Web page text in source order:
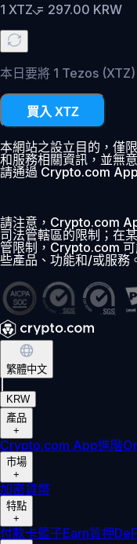
1 XTZ= 297.00 KRW
本日要將 1 Tezos
買入 XTZ
本網站之設立目的，僅
和服務相關資訊，並無
請通過 Crypto.com
請注意，Crypto.com
司法管轄區的限制；在
管限制，Crypto.com
些產品、功能和/或服務
繁體中文
KRW
產品
+
Crypto.com App進階
市場
+
加密貨幣
特點
+
付款卡籃子Earn質押